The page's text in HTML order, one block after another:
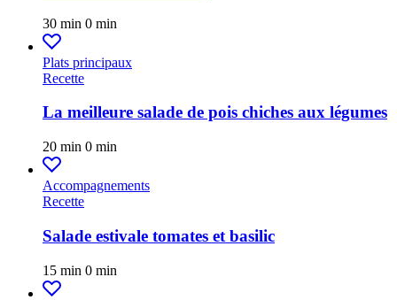
30 min 0 min
Plats principaux
Recette
La meilleure salade de pois chiches aux légumes
20 min 0 min
Accompagnements
Recette
Salade estivale tomates et basilic
15 min 0 min